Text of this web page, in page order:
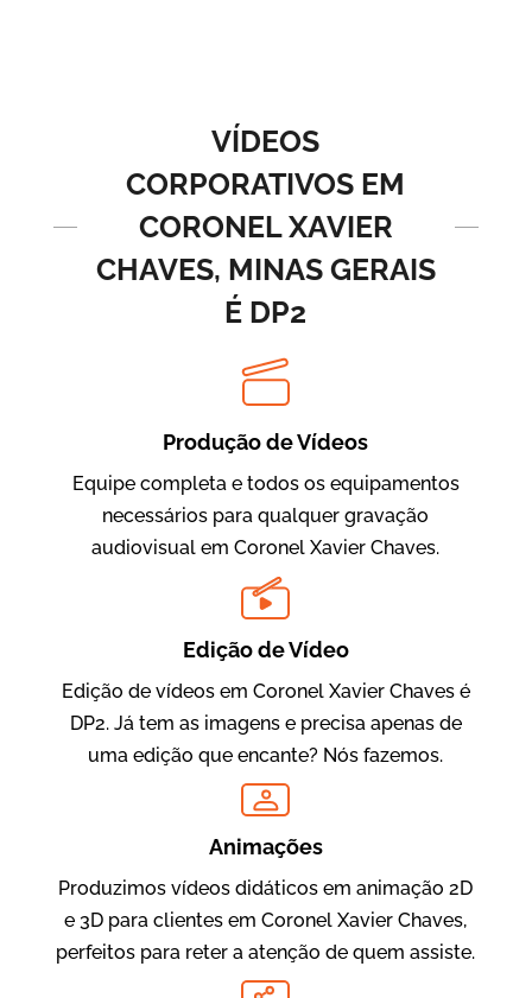
BRF Parceiros
Vídeos de Integração e Segurança
Oftalmocare
Vídeo Institucional
VÍDEOS
CORPORATIVOS EM
CORONEL XAVIER
CHAVES, MINAS GERAIS
É DP2
Produção de Vídeos
Equipe completa e todos os equipamentos
necessários para qualquer gravação
audiovisual em Coronel Xavier Chaves.
Edição de Vídeo
Edição de vídeos em Coronel Xavier Chaves é
DP2. Já tem as imagens e precisa apenas de
uma edição que encante? Nós fazemos.
Animações
Produzimos vídeos didáticos em animação 2D
e 3D para clientes em Coronel Xavier Chaves,
perfeitos para reter a atenção de quem assiste.